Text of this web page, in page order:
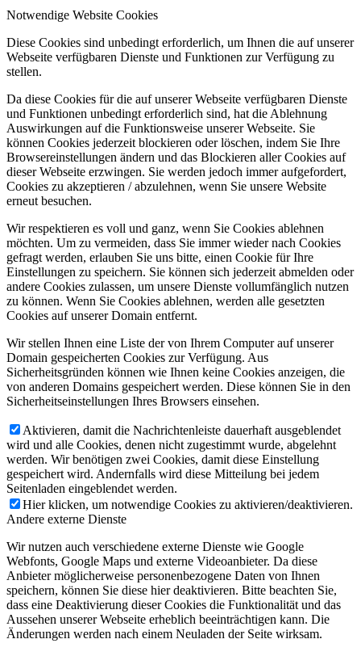
Notwendige Website Cookies
Diese Cookies sind unbedingt erforderlich, um Ihnen die auf unserer
Webseite verfügbaren Dienste und Funktionen zur Verfügung zu
stellen.
Da diese Cookies für die auf unserer Webseite verfügbaren Dienste
und Funktionen unbedingt erforderlich sind, hat die Ablehnung
Auswirkungen auf die Funktionsweise unserer Webseite. Sie
können Cookies jederzeit blockieren oder löschen, indem Sie Ihre
Browsereinstellungen ändern und das Blockieren aller Cookies auf
dieser Webseite erzwingen. Sie werden jedoch immer aufgefordert,
Cookies zu akzeptieren / abzulehnen, wenn Sie unsere Website
erneut besuchen.
Wir respektieren es voll und ganz, wenn Sie Cookies ablehnen
möchten. Um zu vermeiden, dass Sie immer wieder nach Cookies
gefragt werden, erlauben Sie uns bitte, einen Cookie für Ihre
Einstellungen zu speichern. Sie können sich jederzeit abmelden oder
andere Cookies zulassen, um unsere Dienste vollumfänglich nutzen
zu können. Wenn Sie Cookies ablehnen, werden alle gesetzten
Cookies auf unserer Domain entfernt.
Wir stellen Ihnen eine Liste der von Ihrem Computer auf unserer
Domain gespeicherten Cookies zur Verfügung. Aus
Sicherheitsgründen können wie Ihnen keine Cookies anzeigen, die
von anderen Domains gespeichert werden. Diese können Sie in den
Sicherheitseinstellungen Ihres Browsers einsehen.
Aktivieren, damit die Nachrichtenleiste dauerhaft ausgeblendet
wird und alle Cookies, denen nicht zugestimmt wurde, abgelehnt
werden. Wir benötigen zwei Cookies, damit diese Einstellung
gespeichert wird. Andernfalls wird diese Mitteilung bei jedem
Seitenladen eingeblendet werden.
Hier klicken, um notwendige Cookies zu aktivieren/deaktivieren.
Andere externe Dienste
Wir nutzen auch verschiedene externe Dienste wie Google
Webfonts, Google Maps und externe Videoanbieter. Da diese
Anbieter möglicherweise personenbezogene Daten von Ihnen
speichern, können Sie diese hier deaktivieren. Bitte beachten Sie,
dass eine Deaktivierung dieser Cookies die Funktionalität und das
Aussehen unserer Webseite erheblich beeinträchtigen kann. Die
Änderungen werden nach einem Neuladen der Seite wirksam.